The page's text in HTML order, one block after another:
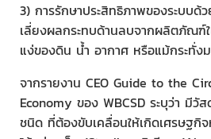
3) การรักษาประสิทธิภาพของระบบด้
เลี่ยงผลกระทบด้านลบจากผลิตภัณฑ์ใ
แง่ของดิน น้ำ อากาศ หรือแม้กระทั่ง
จากรายงาน CEO Guide to the
Economy ของ WBCSD ระบุว่า มี
ชนิด ที่ต้องขับเคลื่อนให้เกิดเศรษฐกิ